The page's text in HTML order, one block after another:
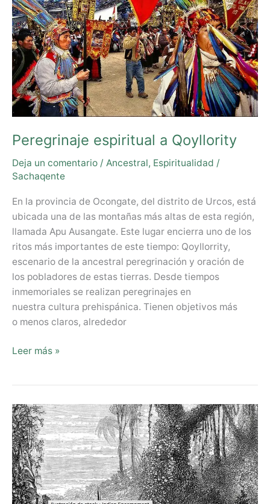
Peregrinaje espiritual a Qoyllority
Deja un comentario / Ancestral, Espiritualidad /
Sachaqente
En la provincia de Ocongate, del distrito de Urcos, está
ubicada una de las montañas más altas de esta región,
llamada Apu Ausangate. Este lugar encierra uno de los
ritos más importantes de este tiempo: Qoyllorrity,
escenario de la ancestral peregrinación y oración de
los pobladores de estas tierras. Desde tiempos
inmemoriales se realizan peregrinajes en
nuestra cultura prehispánica. Tienen objetivos más
o menos claros, alrededor
Qoyllority
Leer más »
Filosofía
Ancestral
de
la
salud